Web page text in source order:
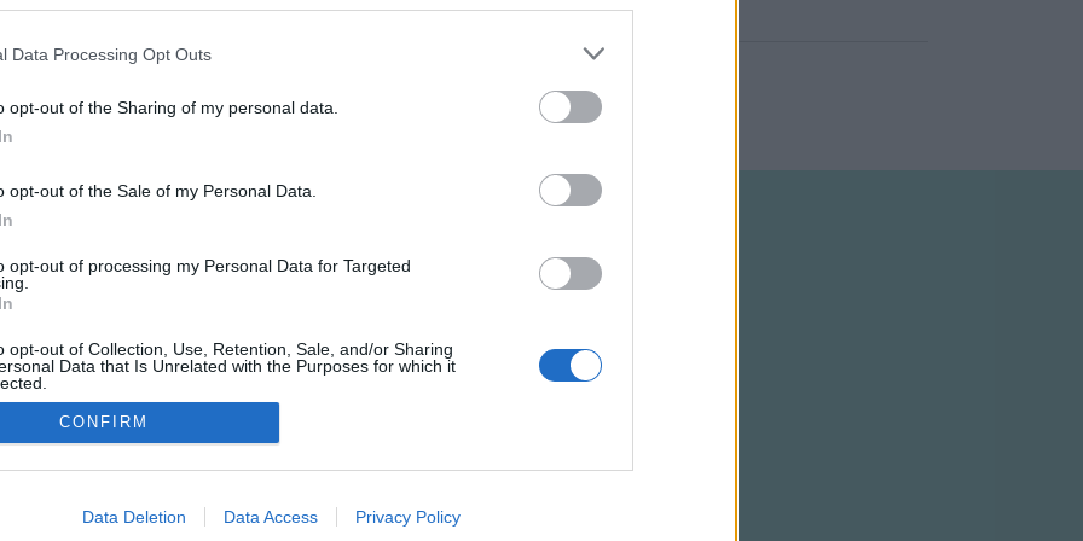
Data Processing Opt Outs
opt-out of the Sharing of my personal data.
opt-out of the Sale of my Personal Data.
opt-out of processing my Personal Data for Targeted
opt-out of Collection, Use, Retention, Sale, and/or Sharing
Data that Is Unrelated with the Purposes for which it
allow Google to enable storage related to advertising like cookies on
CONFIRM
Data Deletion Data Access Privacy Policy
NÉPI
ADATVÉDELEM HIRDETÉSI INFORMÁCIÓK FELHASZNÁLÁSI FELTÉTELEK